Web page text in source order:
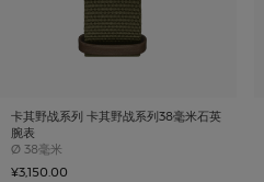
卡其野战系列 卡其野战系列38毫米石英
腕表
Ø Case size
38毫米
¥3,150.00